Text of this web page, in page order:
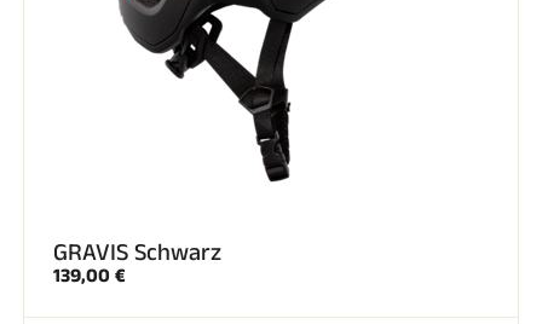
GRAVIS Schwarz
139,00 €